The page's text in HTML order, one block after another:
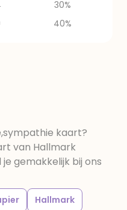
30%
40%
kaart?
van Hallmark
gemakkelijk bij ons
Hallmark